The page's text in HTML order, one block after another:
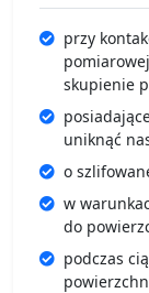
przy
skupienie
uniknąć
o
w
do
podczas